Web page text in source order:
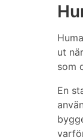
ut
som
En